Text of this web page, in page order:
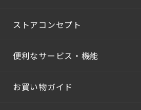
ストアコンセプト
便利なサービス・機能
お買い物ガイド